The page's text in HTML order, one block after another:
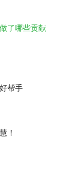
了哪些贡献
帮手
！